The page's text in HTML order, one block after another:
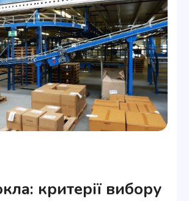
критерії вибору